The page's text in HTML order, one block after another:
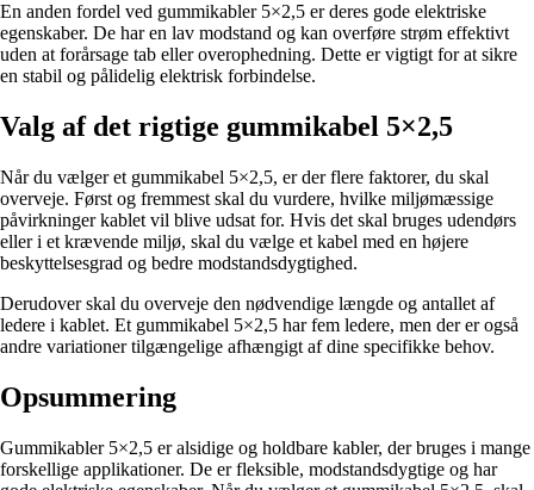
En anden fordel ved gummikabler 5×2,5 er deres gode elektriske
egenskaber. De har en lav modstand og kan overføre strøm effektivt
uden at forårsage tab eller overophedning. Dette er vigtigt for at sikre
en stabil og pålidelig elektrisk forbindelse.
Valg af det rigtige gummikabel 5×2,5
Når du vælger et gummikabel 5×2,5, er der flere faktorer, du skal
overveje. Først og fremmest skal du vurdere, hvilke miljømæssige
påvirkninger kablet vil blive udsat for. Hvis det skal bruges udendørs
eller i et krævende miljø, skal du vælge et kabel med en højere
beskyttelsesgrad og bedre modstandsdygtighed.
Derudover skal du overveje den nødvendige længde og antallet af
ledere i kablet. Et gummikabel 5×2,5 har fem ledere, men der er også
andre variationer tilgængelige afhængigt af dine specifikke behov.
Opsummering
Gummikabler 5×2,5 er alsidige og holdbare kabler, der bruges i mange
forskellige applikationer. De er fleksible, modstandsdygtige og har